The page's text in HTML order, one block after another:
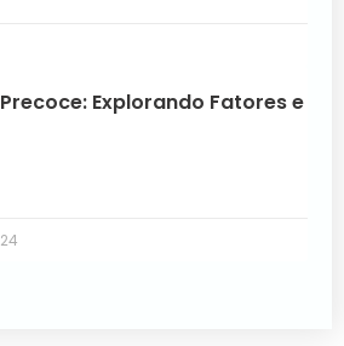
Explorando Fatores e